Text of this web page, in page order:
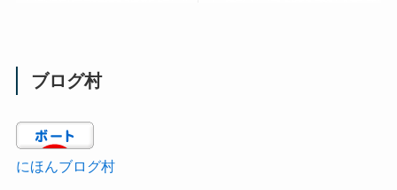
ブログ村
にほんブログ村